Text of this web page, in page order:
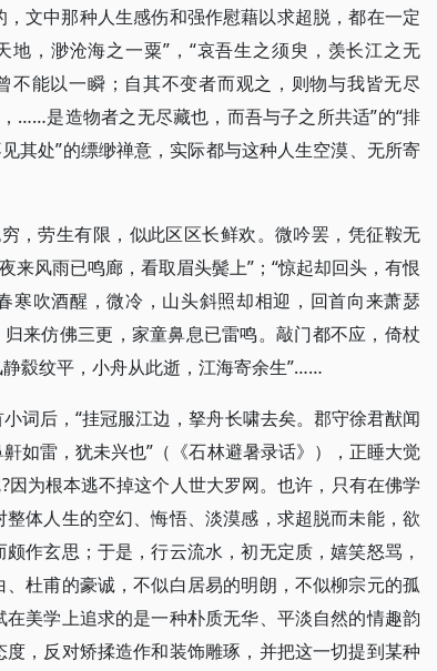
文中那种人生感伤和强作慰藉以求超脱，都在一定
，渺沧海之一粟”，“哀吾生之须臾，羡长江之无
不能以一瞬；自其不变者而观之，则物与我皆无尽
……是造物者之无尽藏也，而吾与子之所共适”的“排
其处”的缥缈禅意，实际都与这种人生空漠、无所寄
，劳生有限，似此区区长鲜欢。微吟罢，凭征鞍无
来风雨已鸣廊，看取眉头鬓上”；“惊起却回头，有恨
寒吹酒醒，微冷，山头斜照却相迎，回首向来萧瑟
来仿佛三更，家童鼻息已雷鸣。敲门都不应，倚杖
縠纹平，小舟从此逝，江海寄余生”……
词后，“挂冠服江边，拏舟长啸去矣。郡守徐君猷闻
如雷，犹未兴也”（《石林避暑录话》），正睡大觉
为根本逃不掉这个人世大罗网。也许，只有在佛学
体人生的空幻、悔悟、淡漠感，求超脱而未能，欲
作玄思；于是，行云流水，初无定质，嬉笑怒骂，
杜甫的豪诚，不似白居易的明朗，不似柳宗元的孤
美学上追求的是一种朴质无华、平淡自然的情趣韵
，反对矫揉造作和装饰雕琢，并把这一切提到某种